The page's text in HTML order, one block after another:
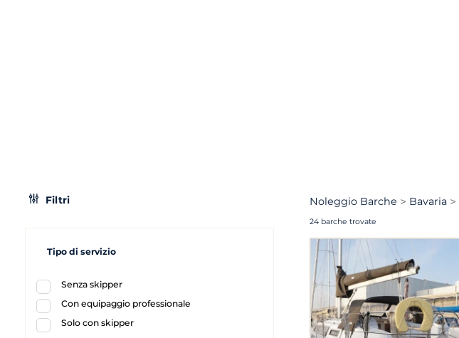
Filtri
Tipo di servizio
Senza skipper
Con equipaggio professionale
Solo con skipper
Noleggio Barche Bavaria
24 barche trovate